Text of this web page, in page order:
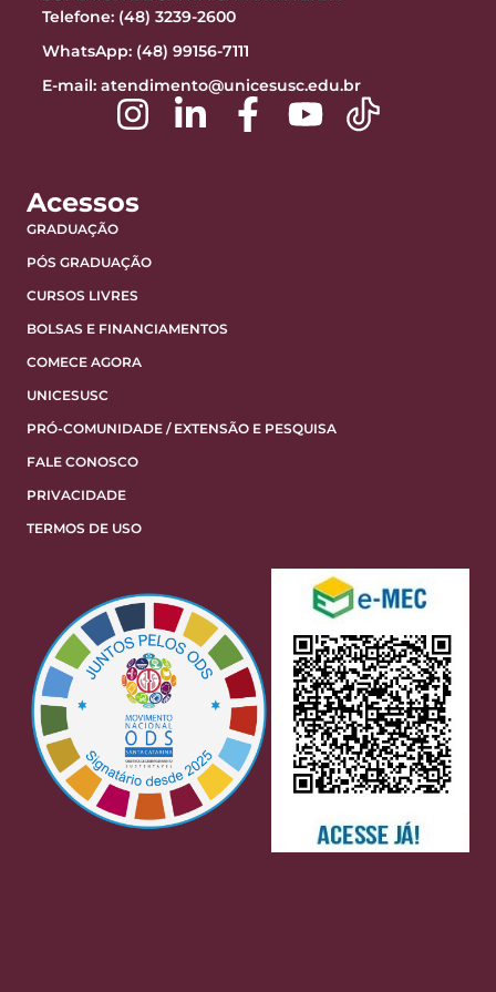
Telefone: (48) 3239-2600
WhatsApp: (48) 99156-7111
E-mail: atendimento@unicesusc.edu.br
Acessos
GRADUAÇÃO
PÓS GRADUAÇÃO
CURSOS LIVRES
BOLSAS E FINANCIAMENTOS
COMECE AGORA
UNICESUSC
PRÓ-COMUNIDADE / EXTENSÃO E PESQUISA
FALE CONOSCO
PRIVACIDADE
TERMOS DE USO